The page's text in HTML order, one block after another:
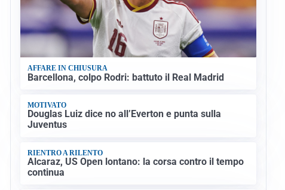
AFFARE IN CHIUSURA
Barcellona, colpo Rodri: battuto il Real Madrid
MOTIVATO
Douglas Luiz dice no all’Everton e punta sulla
Juventus
RIENTRO A RILENTO
Alcaraz, US Open lontano: la corsa contro il tempo
continua